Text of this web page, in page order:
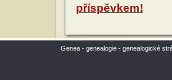
příspěvkem!
Genea - genealogie - genealogické